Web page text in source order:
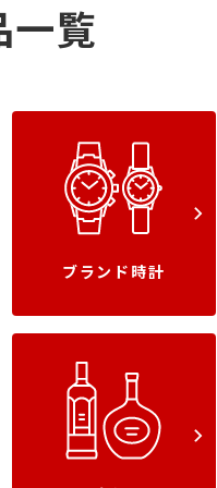
一覧
ブランド時計